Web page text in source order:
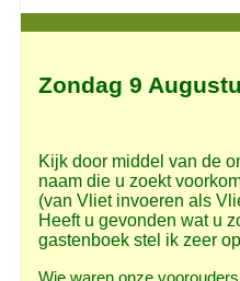
Zondag 9
Kijk door middel van de
naam die u zoekt
(van Vliet invoeren als
Heeft u gevonden wat u
gastenboek stel ik zeer
Wie waren onze